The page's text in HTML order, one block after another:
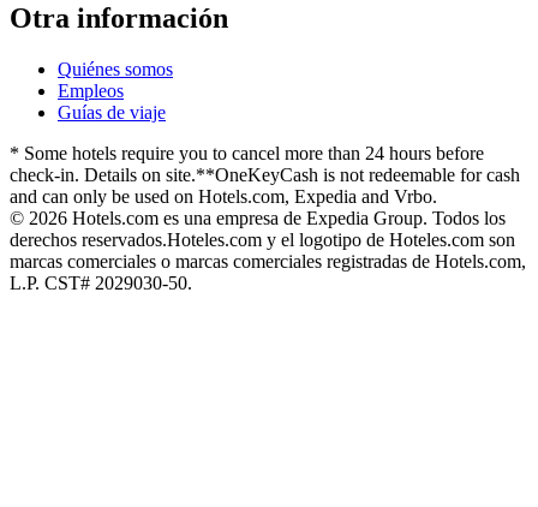
Otra información
Quiénes somos
Empleos
Guías de viaje
* Some hotels require you to cancel more than 24 hours before
check-in. Details on site.**OneKeyCash is not redeemable for cash
and can only be used on Hotels.com, Expedia and Vrbo.
© 2026 Hotels.com es una empresa de Expedia Group. Todos los
derechos reservados.Hoteles.com y el logotipo de Hoteles.com son
marcas comerciales o marcas comerciales registradas de Hotels.com,
L.P. CST# 2029030-50.